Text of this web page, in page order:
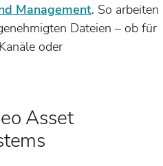
Management. So arbeiten
Dateien – ob für
oder
Asset